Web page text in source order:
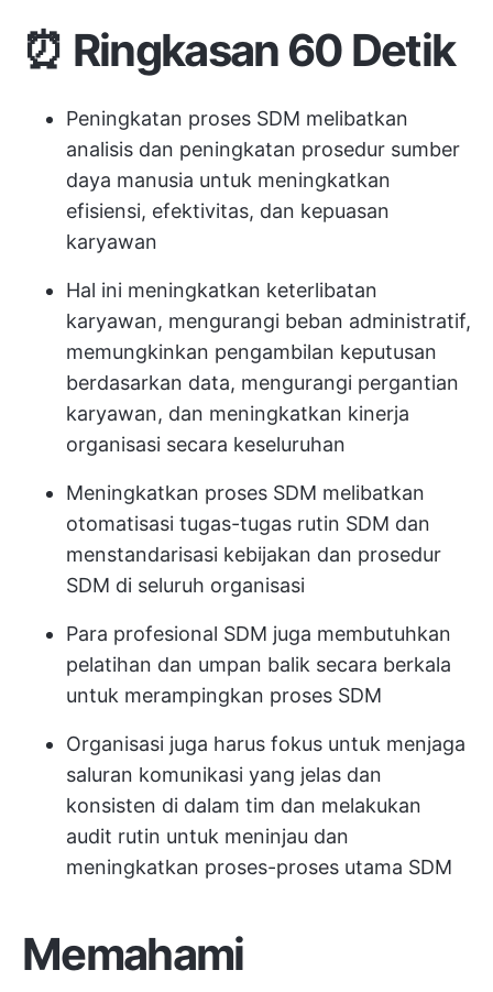
⏰ Ringkasan 60 Detik
Peningkatan proses SDM melibatkan
analisis dan peningkatan prosedur sumber
daya manusia untuk meningkatkan
efisiensi, efektivitas, dan kepuasan
karyawan
Hal ini meningkatkan keterlibatan
karyawan, mengurangi beban administratif,
memungkinkan pengambilan keputusan
berdasarkan data, mengurangi pergantian
karyawan, dan meningkatkan kinerja
organisasi secara keseluruhan
Meningkatkan proses SDM melibatkan
otomatisasi tugas-tugas rutin SDM dan
menstandarisasi kebijakan dan prosedur
SDM di seluruh organisasi
Para profesional SDM juga membutuhkan
pelatihan dan umpan balik secara berkala
untuk merampingkan proses SDM
Organisasi juga harus fokus untuk menjaga
saluran komunikasi yang jelas dan
konsisten di dalam tim dan melakukan
audit rutin untuk meninjau dan
meningkatkan proses-proses utama SDM
Memahami